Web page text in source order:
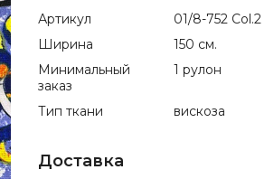
Артикул
01/8-752 Col.2
Ширина
150 см.
Минимальный
заказ
1 рулон
Тип ткани вискоза
Доставка